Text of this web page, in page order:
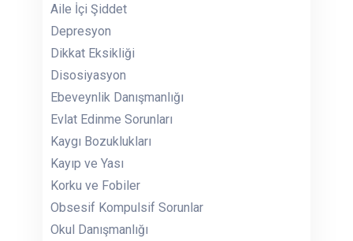
Aile İçi Şiddet
Depresyon
Dikkat Eksikliği
Disosiyasyon
Ebeveynlik Danışmanlığı
Evlat Edinme Sorunları
Kaygı Bozuklukları
Kayıp ve Yası
Korku ve Fobiler
Obsesif Kompulsif Sorunlar
Okul Danışmanlığı